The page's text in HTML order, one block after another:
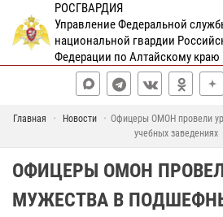
РОСГВАРДИЯ
Управление Федеральной
национальной гвардии
Федерации по Алтайскому краю
Главная Новости
Офицеры ОМОН провели
учебных заведениях
ОФИЦЕРЫ ОМОН
МУЖЕСТВА В